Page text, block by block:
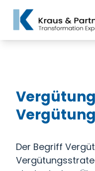
Der Begriff